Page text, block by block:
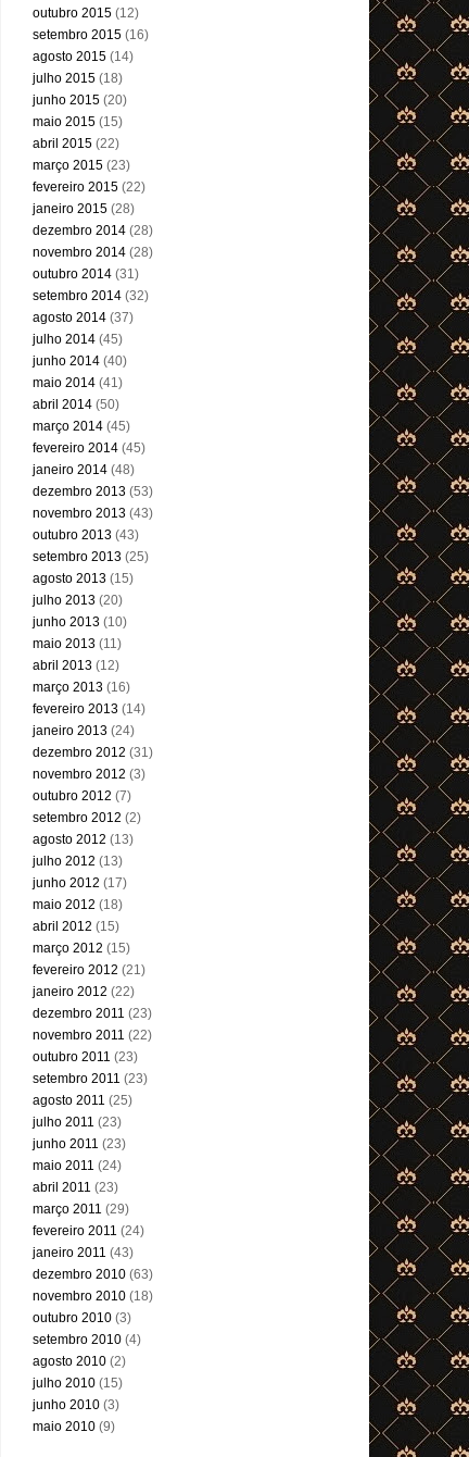
outubro 2015 (12)
setembro 2015 (16)
agosto 2015 (14)
julho 2015 (18)
junho 2015 (20)
maio 2015 (15)
abril 2015 (22)
março 2015 (23)
fevereiro 2015 (22)
janeiro 2015 (28)
dezembro 2014 (28)
novembro 2014 (28)
outubro 2014 (31)
setembro 2014 (32)
agosto 2014 (37)
julho 2014 (45)
junho 2014 (40)
maio 2014 (41)
abril 2014 (50)
março 2014 (45)
fevereiro 2014 (45)
janeiro 2014 (48)
dezembro 2013 (53)
novembro 2013 (43)
outubro 2013 (43)
setembro 2013 (25)
agosto 2013 (15)
julho 2013 (20)
junho 2013 (10)
maio 2013 (11)
abril 2013 (12)
março 2013 (16)
fevereiro 2013 (14)
janeiro 2013 (24)
dezembro 2012 (31)
novembro 2012 (3)
outubro 2012 (7)
setembro 2012 (2)
agosto 2012 (13)
julho 2012 (13)
junho 2012 (17)
maio 2012 (18)
abril 2012 (15)
março 2012 (15)
fevereiro 2012 (21)
janeiro 2012 (22)
dezembro 2011 (23)
novembro 2011 (22)
outubro 2011 (23)
setembro 2011 (23)
agosto 2011 (25)
julho 2011 (23)
junho 2011 (23)
maio 2011 (24)
abril 2011 (23)
março 2011 (29)
fevereiro 2011 (24)
janeiro 2011 (43)
dezembro 2010 (63)
novembro 2010 (18)
outubro 2010 (3)
setembro 2010 (4)
agosto 2010 (2)
julho 2010 (15)
junho 2010 (3)
maio 2010 (9)